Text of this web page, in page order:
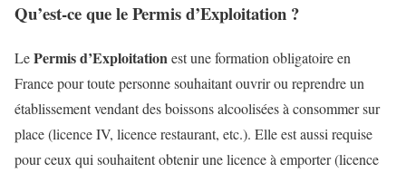
Qu’est-ce que le Permis d’Exploitation ?
LePermis d’Exploitationest une formation obligatoire en
France pour toute personne souhaitant ouvrir ou reprendre un
établissement vendant des boissons alcoolisées à consommer sur
place (licence IV, licence restaurant, etc.). Elle est aussi requise
pour ceux qui souhaitent obtenir une licence à emporter (licence